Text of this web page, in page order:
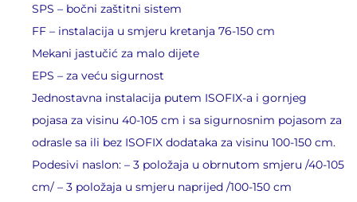
SPS – bočni zaštitni sistem
FF – instalacija u smjeru kretanja 76-150 cm
Mekani jastučić za malo dijete
EPS – za veću sigurnost
Jednostavna instalacija putem ISOFIX-a i gornjeg
pojasa za visinu 40-105 cm i sa sigurnosnim pojasom za
odrasle sa ili bez ISOFIX dodataka za visinu 100-150 cm.
Podesivi naslon: – 3 položaja u obrnutom smjeru /40-105
cm/ – 3 položaja u smjeru naprijed /100-150 cm